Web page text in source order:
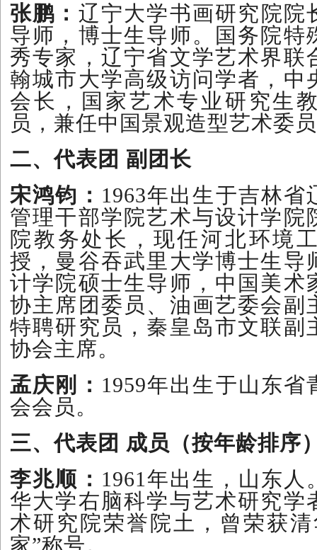
张鹏： 辽宁大学书画研究院院
导师，博士生导师。国务院特
秀专家，辽宁省文学艺术界联
翰城市大学高级访问学者，中
会长，国家艺术专业研究生
员，兼任中国景观造型艺术委
二、代表团 副团长
宋鸿钧： 1963年出生于吉林
管理干部学院艺术与设计学院
院教务处长，现任河北环境
授，曼谷吞武里大学博士生导
计学院硕士生导师，中国美术
协主席团委员、油画艺委会副
特聘研究员，秦皇岛市文联副
协会主席。
孟庆刚： 1959年出生于山东
会会员。
三、代表团 成员（按年龄排序
李兆顺： 1961年出生，山东
华大学右脑科学与艺术研究学
术研究院荣誉院土，曾荣获
家”称号。